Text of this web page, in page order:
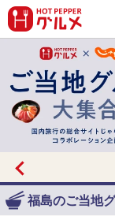
福島のご当地